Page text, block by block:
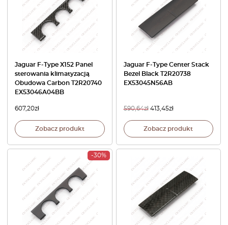
Jaguar F-Type X152 Panel
sterowania klimatyzacją
Obudowa Carbon T2R20740
EX53046A04BB
607,20zł
Zobacz produkt
Jaguar F-Type Center Stack
Bezel Black T2R20738
EX53045N56AB
590,64zł 413,45zł
Zobacz produkt
-30%